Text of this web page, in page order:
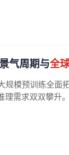
气周期与全
规模预训练全面
需求双双攀升